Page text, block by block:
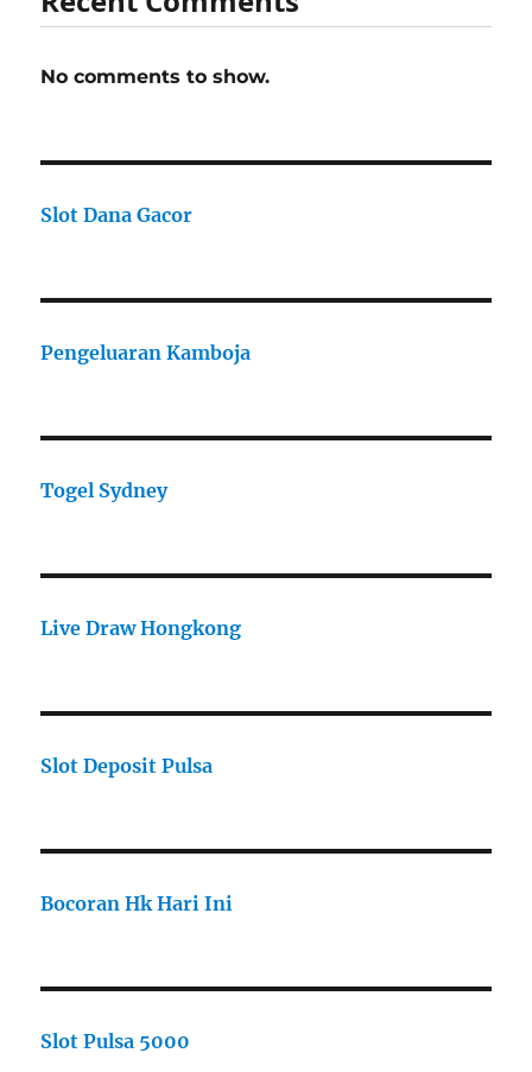
No comments to show.
Slot Dana Gacor
Pengeluaran Kamboja
Togel Sydney
Live Draw Hongkong
Slot Deposit Pulsa
Bocoran Hk Hari Ini
Slot Pulsa 5000